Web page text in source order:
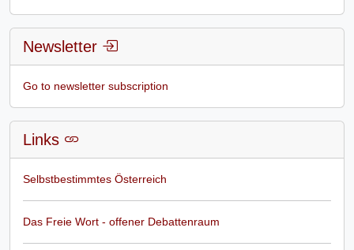
Newsletter
Go to newsletter subscription
Links
Selbstbestimmtes Österreich
Das Freie Wort - offener Debattenraum